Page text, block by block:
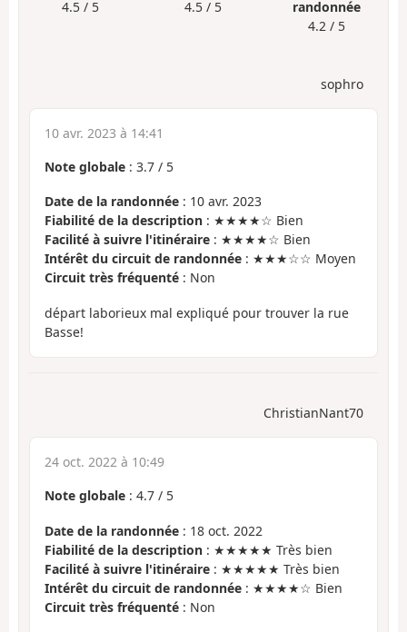
4.5 / 5 4.5 / 5
randonnée
4.2 / 5
sophro
10 avr. 2023 à 14:41
Note globale : 3.7 / 5
Date de la randonnée : 10 avr. 2023
Fiabilité de la description : ★★★★☆ Bien
Facilité à suivre l'itinéraire : ★★★★☆ Bien
Intérêt du circuit de randonnée : ★★★☆☆ Moyen
Circuit très fréquenté : Non
départ laborieux mal expliqué pour trouver la rue
Basse!
ChristianNant70
24 oct. 2022 à 10:49
Note globale : 4.7 / 5
Date de la randonnée : 18 oct. 2022
Fiabilité de la description : ★★★★★ Très bien
Facilité à suivre l'itinéraire : ★★★★★ Très bien
Intérêt du circuit de randonnée : ★★★★☆ Bien
Circuit très fréquenté : Non